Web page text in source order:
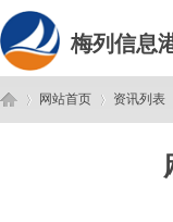
梅列信息
网站首页 资讯列表